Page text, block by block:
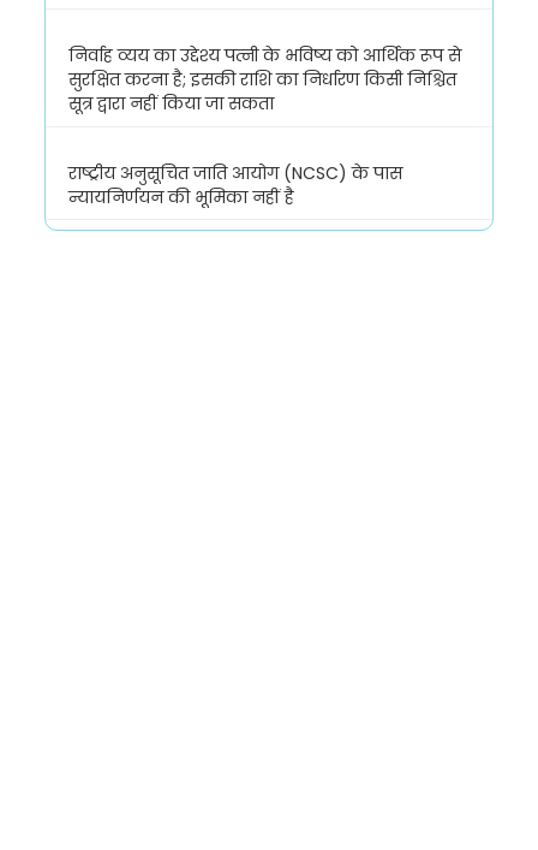
निर्वाह व्यय का उद्देश्य पत्नी के भविष्य को आर्थिक रूप से
सुरक्षित करना है; इसकी राशि का निर्धारण किसी निश्चित
सूत्र द्वारा नहीं किया जा सकता
राष्ट्रीय अनुसूचित जाति आयोग (NCSC) के पास
न्यायनिर्णयन की भूमिका नहीं है